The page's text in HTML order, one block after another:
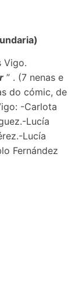
Vigo.
” . (7 nenas e
do cómic, de
-Carlota
Lucía
Lucía
Fernández